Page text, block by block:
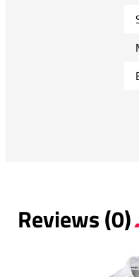
Reviews (0)